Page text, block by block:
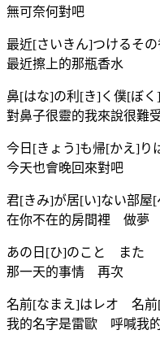
無可奈何對吧
最近[さいきん]つけるそ
最近擦上的那瓶香水
鼻[はな]の利[き]く僕[ぼ
對鼻子很靈的我來說很難
今日[きょう]も帰[かえ]り
今天也會晚回來對吧
君[きみ]が居[い]ない部
在你不在的房間裡 做夢
あの日[ひ]のこと また
那一天的事情 再次
名前[なまえ]はレオ 名前
我的名字是雷歐 呼喊我